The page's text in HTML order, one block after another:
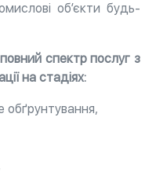
об’єкти будь-
спектр послуг з
на стадіях:
обґрунтування,